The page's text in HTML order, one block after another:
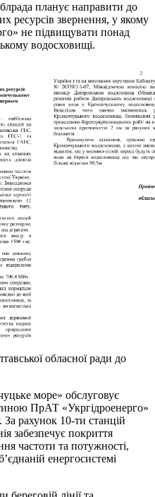
планує направити до
ресурсів звернення, у якому
не підвищувати понад
водосховищі.
обласної ради до
море» обслуговує
ПрАТ «Укргідроенерго»
За рахунок 10-ти станцій
забезпечує покриття
частоти та потужності,
енергосистемі